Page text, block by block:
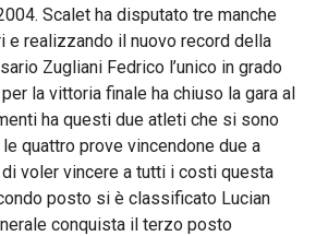
Scalet ha disputato tre manche
e realizzando il nuovo record della
Zugliani Fedrico l’unico in grado
la vittoria finale ha chiuso la gara al
ha questi due atleti che si sono
quattro prove vincendone due a
voler vincere a tutti i costi questa
posto si è classificato Lucian
conquista il terzo posto